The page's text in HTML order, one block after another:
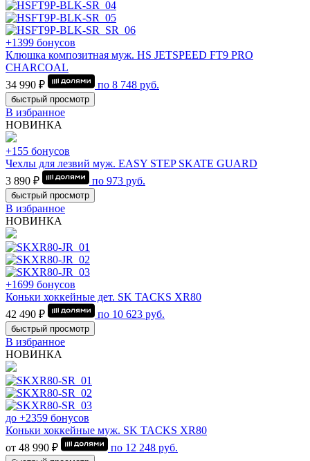
+1399 бонусов
Клюшка композитная муж. HS JETSPEED FT9 PRO
CHARCOAL
34 990 ₽
по 8 748 руб.
быстрый просмотр
В избранное
НОВИНКА
+155 бонусов
Чехлы для лезвий муж. EASY STEP SKATE GUARD
3 890 ₽
по 973 руб.
быстрый просмотр
В избранное
НОВИНКА
+1699 бонусов
Коньки хоккейные дет. SK TACKS XR80
42 490 ₽
по 10 623 руб.
быстрый просмотр
В избранное
НОВИНКА
до +2359 бонусов
Коньки хоккейные муж. SK TACKS XR80
от 48 990 ₽
по 12 248 руб.